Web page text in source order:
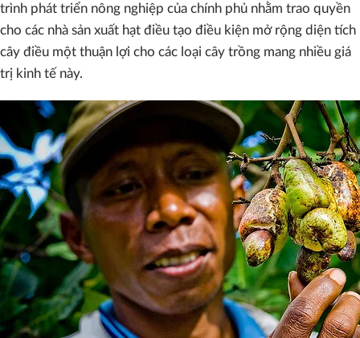
trình phát triển nông nghiệp của chính phủ nhằm trao quyền
cho các nhà sản xuất hạt điều tạo điều kiện mở rộng diện tích
cây điều một thuận lợi cho các loại cây trồng mang nhiều giá
trị kinh tế này.